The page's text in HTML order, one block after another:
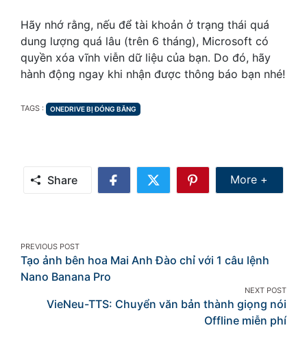
Hãy nhớ rằng, nếu để tài khoản ở trạng thái quá
dung lượng quá lâu (trên 6 tháng), Microsoft có
quyền xóa vĩnh viễn dữ liệu của bạn. Do đó, hãy
hành động ngay khi nhận được thông báo bạn nhé!
TAGS : TAGS
ONEDRIVE BỊ ĐÓNG BĂNG
Share
Share
Share
Share
More +
Post
navigation
PREVIOUS POST
Tạo ảnh bên hoa Mai Anh Đào chỉ với 1 câu lệnh
Nano Banana Pro
NEXT POST
VieNeu-TTS: Chuyển văn bản thành giọng nói
Offline miễn phí